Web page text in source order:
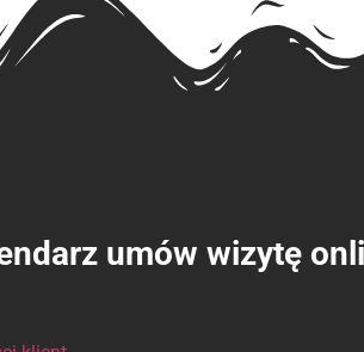
umów wizytę